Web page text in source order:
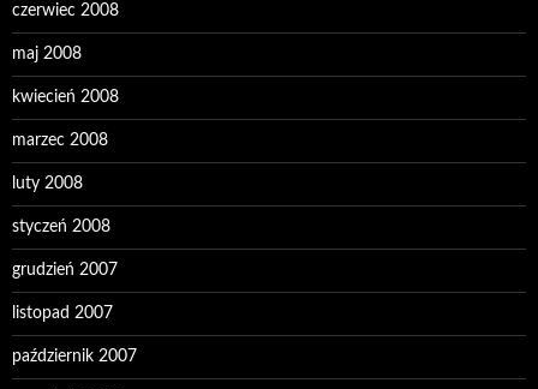
czerwiec 2008
maj 2008
kwiecień 2008
marzec 2008
luty 2008
styczeń 2008
grudzień 2007
listopad 2007
październik 2007